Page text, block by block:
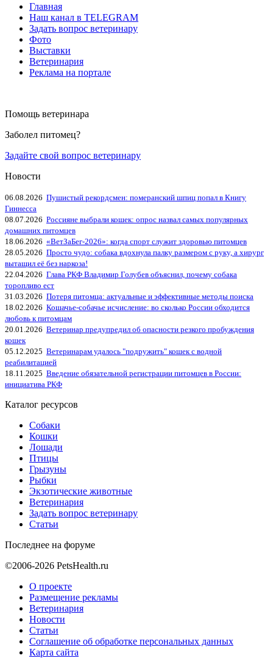
Главная
Наш канал в TELEGRAM
Задать вопрос ветеринару
Фото
Выставки
Ветеринария
Реклама на портале
Помощь ветеринара
Заболел питомец?
Задайте свой вопрос ветеринару
Новости
06.08.2026 Пушистый рекордсмен: померанский шпиц попал в Книгу
Гиннесса
08.07.2026 Россияне выбрали кошек: опрос назвал самых популярных
домашних питомцев
18.06.2026 «ВетЗаБег‑2026»: когда спорт служит здоровью питомцев
28.05.2026 Просто чудо: собака вдохнула палку размером с руку, а хирург
вытащил её без наркоза!
22.04.2026 Глава РКФ Владимир Голубев объяснил, почему собака
торопливо ест
31.03.2026 Потеря питомца: актуальные и эффективные методы поиска
18.02.2026 Кошачье-собачье исчисление: во сколько России обходится
любовь к питомцам
20.01.2026 Ветеринар предупредил об опасности резкого пробуждения
кошек
05.12.2025 Ветеринарам удалось "подружить" кошек с водной
реабилитацией
18.11.2025 Введение обязательной регистрации питомцев в России:
инициатива РКФ
Каталог ресурсов
Собаки
Кошки
Лошади
Птицы
Грызуны
Рыбки
Экзотические животные
Ветеринария
Задать вопрос ветеринару
Статьи
Последнее на форуме
©2006-2026 PetsHealth.ru
О проекте
Размещение рекламы
Ветеринария
Новости
Статьи
Соглашение об обработке персональных данных
Карта сайта